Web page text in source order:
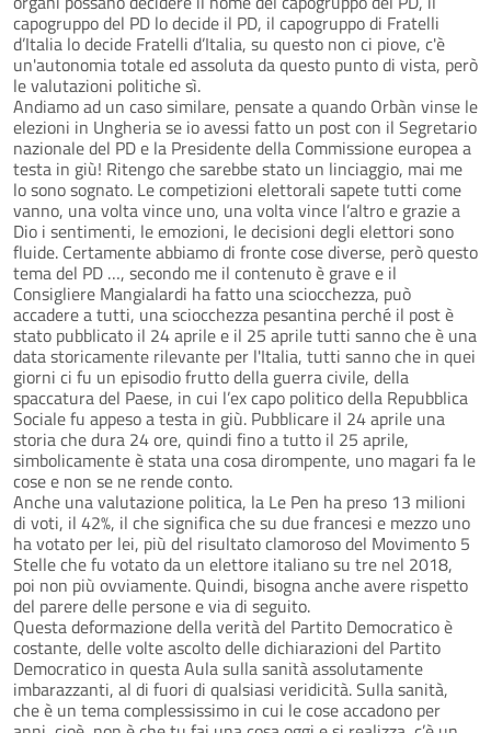
capogruppo del PD lo decide il PD, il capogruppo di Fratelli
d’Italia lo decide Fratelli d’Italia, su questo non ci piove, c'è
un'autonomia totale ed assoluta da questo punto di vista, però
le valutazioni politiche sì.
Andiamo ad un caso similare, pensate a quando Orbàn vinse le
elezioni in Ungheria se io avessi fatto un post con il Segretario
nazionale del PD e la Presidente della Commissione europea a
testa in giù! Ritengo che sarebbe stato un linciaggio, mai me
lo sono sognato. Le competizioni elettorali sapete tutti come
vanno, una volta vince uno, una volta vince l’altro e grazie a
Dio i sentimenti, le emozioni, le decisioni degli elettori sono
fluide. Certamente abbiamo di fronte cose diverse, però questo
tema del PD …, secondo me il contenuto è grave e il
Consigliere Mangialardi ha fatto una sciocchezza, può
accadere a tutti, una sciocchezza pesantina perché il post è
stato pubblicato il 24 aprile e il 25 aprile tutti sanno che è una
data storicamente rilevante per l'Italia, tutti sanno che in quei
giorni ci fu un episodio frutto della guerra civile, della
spaccatura del Paese, in cui l’ex capo politico della Repubblica
Sociale fu appeso a testa in giù. Pubblicare il 24 aprile una
storia che dura 24 ore, quindi fino a tutto il 25 aprile,
simbolicamente è stata una cosa dirompente, uno magari fa le
cose e non se ne rende conto.
Anche una valutazione politica, la Le Pen ha preso 13 milioni
di voti, il 42%, il che significa che su due francesi e mezzo uno
ha votato per lei, più del risultato clamoroso del Movimento 5
Stelle che fu votato da un elettore italiano su tre nel 2018,
poi non più ovviamente. Quindi, bisogna anche avere rispetto
del parere delle persone e via di seguito.
Questa deformazione della verità del Partito Democratico è
costante, delle volte ascolto delle dichiarazioni del Partito
Democratico in questa Aula sulla sanità assolutamente
imbarazzanti, al di fuori di qualsiasi veridicità. Sulla sanità,
che è un tema complessissimo in cui le cose accadono per